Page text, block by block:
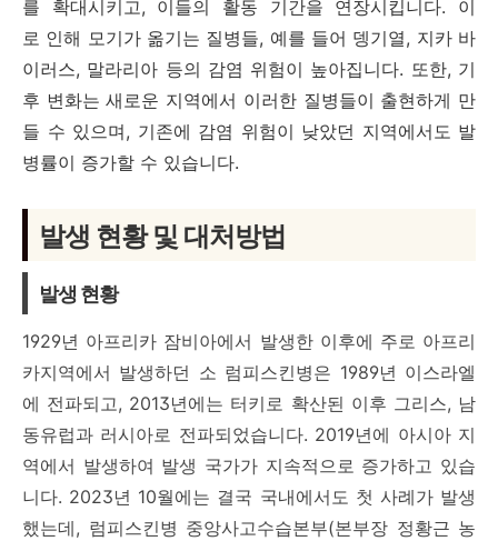
를 확대시키고, 이들의 활동 기간을 연장시킵니다. 이
로 인해 모기가 옮기는 질병들, 예를 들어 뎅기열, 지카 바
이러스, 말라리아 등의 감염 위험이 높아집니다. 또한, 기
후 변화는 새로운 지역에서 이러한 질병들이 출현하게 만
들 수 있으며, 기존에 감염 위험이 낮았던 지역에서도 발
병률이 증가할 수 있습니다.
발생 현황 및 대처방법
발생 현황
1929년 아프리카 잠비아에서 발생한 이후에 주로 아프리
카지역에서 발생하던 소 럼피스킨병은 1989년 이스라엘
에 전파되고, 2013년에는 터키로 확산된 이후 그리스, 남
동유럽과 러시아로 전파되었습니다. 2019년에 아시아 지
역에서 발생하여 발생 국가가 지속적으로 증가하고 있습
니다. 2023년 10월에는 결국 국내에서도 첫 사례가 발생
했는데, 럼피스킨병 중앙사고수습본부(본부장 정황근 농